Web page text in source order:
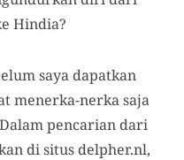
Hindia?
saya dapatkan
menerka-nerka saja
pencarian dari
di situs delpher.nl,